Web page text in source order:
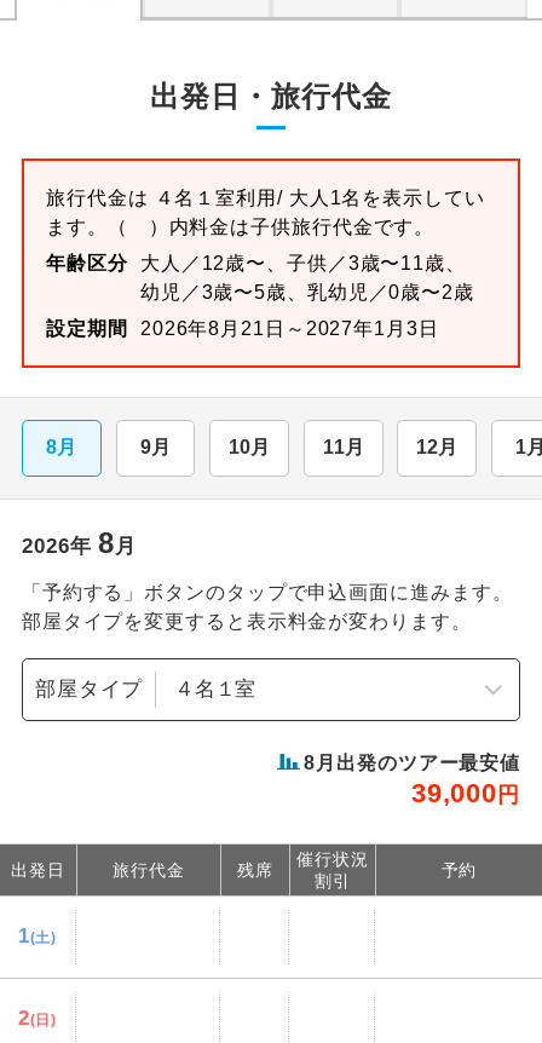
出発日・旅行代金
旅行代金は ４名１室利用/ 大人1名を表示してい
ます。
（ ）内料金は子供旅行代金です。
年齢区分
大人／12歳〜、子供／3歳〜11歳、
幼児／3歳〜5歳、乳幼児／0歳〜2歳
設定期間
2026年8月21日～2027年1月3日
8月 9月 10月 11月 12月 1
2026年 8月
「予約する」ボタンのタップで申込画面に進みます。
部屋タイプを変更すると表示料金が変わります。
部屋タイプ
8 月出発のツアー最安値
39,000 円
出発日 旅行代金 残席
催行状況
割引
予約
1(土)
2(日)